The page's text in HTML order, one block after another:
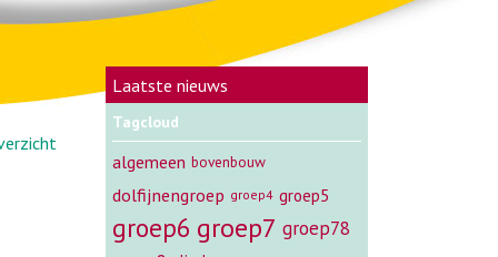
Laatste nieuws
Tagcloud
algemeen bovenbouw
dolfijnengroep groep4 groep5
groep6 groep7 groep78